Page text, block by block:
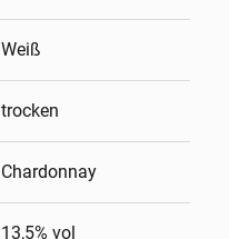
Weiß
trocken
Chardonnay
13,5% vol